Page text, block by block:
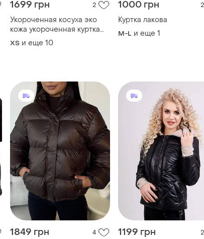
1849 грн
Коричнева куртка весна
весняний пуфер
демісезона курта шоколад
шоколадна куртка з
зятажками
ХS и еще 10
1199 грн 2
Демісезона куртка
кольору чорна куртка
и еще 9